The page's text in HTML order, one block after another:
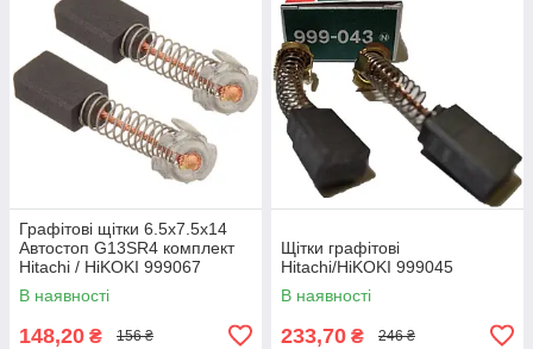
Графітові щітки 6.5х7.5х14
Автостоп G13SR4 комплект
Hitachi / HiKOKI 999067
В наявності
148,20 ₴ 156 ₴
Щітки графітові
Hitachi/HiKOKI 999045
В наявності
233,70 ₴ 246 ₴